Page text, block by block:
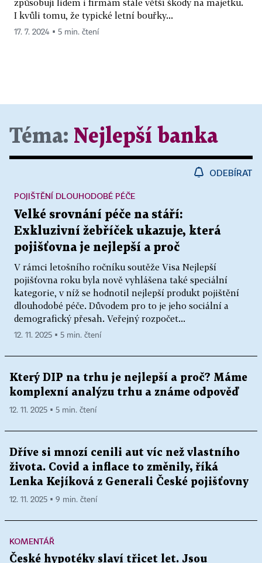
způsobují lidem i firmám stále větší škody na majetku.
I kvůli tomu, že typické letní bouřky...
17. 7. 2024 ▪ 5 min. čtení
Téma: Nejlepší banka
ODEBÍRAT
Velké srovnání péče na stáří:
Exkluzivní žebříček ukazuje, která
pojišťovna je nejlepší a proč
V rámci letošního ročníku soutěže Visa Nejlepší
pojišťovna roku byla nově vyhlášena také speciální
kategorie, v níž se hodnotil nejlepší produkt pojištění
dlouhodobé péče. Důvodem pro to je jeho sociální a
demografický přesah. Veřejný rozpočet...
POJIŠTĚNÍ DLOUHODOBÉ PÉČE
12. 11. 2025 ▪ 5 min. čtení
Který DIP na trhu je nejlepší a proč? Máme
komplexní analýzu trhu a známe odpověď
12. 11. 2025 ▪ 5 min. čtení
Dříve si mnozí cenili aut víc než vlastního
života. Covid a inflace to změnily, říká
Lenka Kejíková z Generali České pojišťovny
12. 11. 2025 ▪ 9 min. čtení
KOMENTÁŘ
České hypotéky slaví třicet let. Jsou